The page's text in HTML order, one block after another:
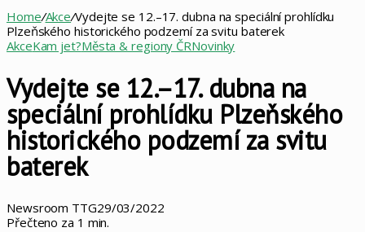
Home/Akce/Vydejte se 12.–17. dubna na speciální prohlídku
Plzeňského historického podzemí za svitu baterek
AkceKam jet?Města & regiony ČRNovinky
Vydejte se 12.–17. dubna na
speciální prohlídku Plzeňského
historického podzemí za svitu
baterek
Newsroom TTG29/03/2022
Přečteno za 1 min.